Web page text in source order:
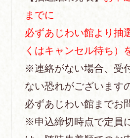
までに
必ずあじわい館より抽
くはキャンセル待ち）
※連絡がない場合、受
ない恐れがございます
必ずあじわい館までお
※申込締切時点で定員